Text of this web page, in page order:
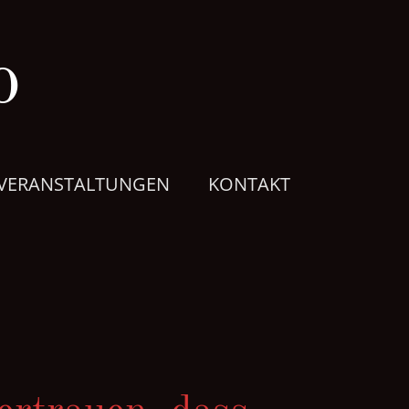
KONTAKT